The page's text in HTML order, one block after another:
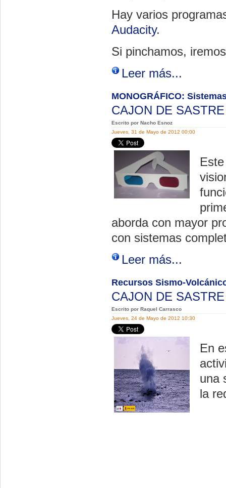
Hay varios
Audacity.
Si pinchamos,
Leer más...
MONOGRÁFICO:
CAJON DE
Escrito por Nacho Esnoz
Jueves, 31 de Mayo de 2012 00:00
aborda con mayor
con sistemas
Leer más...
Recursos Sismo-
CAJON DE
Escrito por Raquel Carrasco
Jueves, 24 de Mayo de 2012 10:30
En
una
la